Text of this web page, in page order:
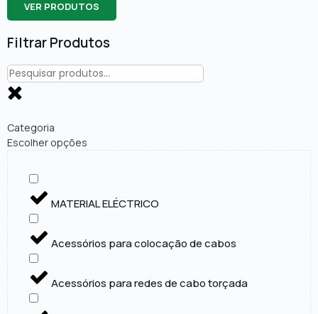
Filtrar Produtos
Categoria
Escolher opções
MATERIAL ELÉCTRICO
Acessórios para colocação de cabos
Acessórios para redes de cabo torçada
VER PRODUTOS